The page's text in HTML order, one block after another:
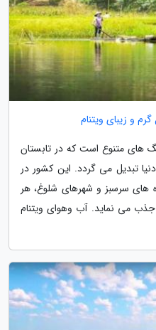
و زیبای ویتنام
های متنوع است که در تابستان
تبدیل می گردد. این کشور در
های سرسبز و شهرهای شلوغ، هر
می نماید. آب وهوای ویتنام